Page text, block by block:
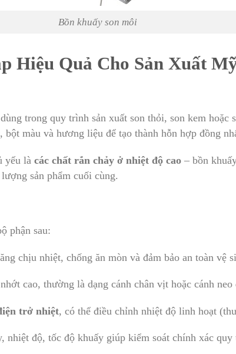
Bồn khuấy son môi
Hiệu Quả Cho Sản Xuất
trong quy trình sản xuất son thỏi, son kem hoặc
màu và hương liệu để tạo thành hỗn hợp đồng
yếu là các chất rắn chảy ở nhiệt độ cao – bồn
sản phẩm cuối cùng.
phận sau:
chịu nhiệt, chống ăn mòn và đảm bảo an toàn vệ
cao, thường là dạng cánh chân vịt hoặc cánh
trở nhiệt, có thể điều chỉnh nhiệt độ linh hoạt
nhiệt độ, tốc độ khuấy giúp kiểm soát chính xác quy